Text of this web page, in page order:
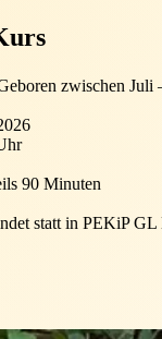
zwischen Juli
90 Minuten
statt in PEKiP GL